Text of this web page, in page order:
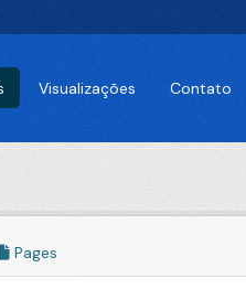
Visualizações Contato
Pages